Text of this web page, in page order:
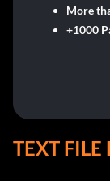
More
+1000
TEXT FILE